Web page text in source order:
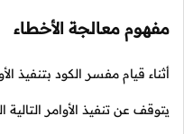
مفهوم معالجة الأخطاء
أثناء قيام مفسر الكود بتنفيذ
يتوقف عن تنفيذ الأوامر